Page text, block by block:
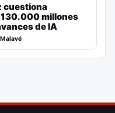
cuestiona
millones
de IA